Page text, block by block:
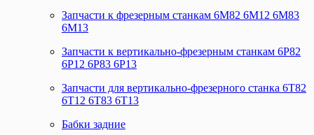
Запчасти к фрезерным станкам 6М82 6М12 6М83
6М13
Запчасти к вертикально-фрезерным станкам 6Р82
6Р12 6Р83 6Р13
Запчасти для вертикально-фрезерного станка 6Т82
6Т12 6Т83 6Т13
Бабки задние